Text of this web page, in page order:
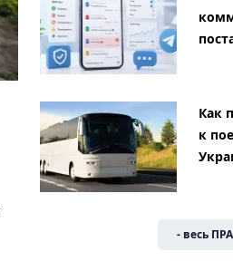
Как
к
- весь